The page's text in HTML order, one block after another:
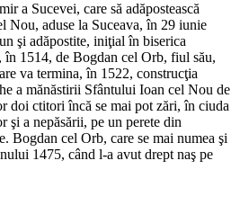
a Sucevei, care să adăpostească
Nou, aduse la Suceava, în 29 iunie
şi adăpostite, iniţial în biserica
1514, de Bogdan cel Orb, fiul său,
va termina, în 1522, construcţia
a mănăstirii Sfântului Ioan cel Nou de
doi ctitori încă se mai pot zări, în ciuda
şi a nepăsării, pe un perete din
Bogdan cel Orb, care se mai numea şi
1475, când l-a avut drept naş pe